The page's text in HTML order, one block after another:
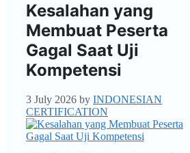
Kesalahan yang
Membuat Peserta
Gagal Saat Uji
Kompetensi
3 July 2026 by INDONESIAN
CERTIFICATION